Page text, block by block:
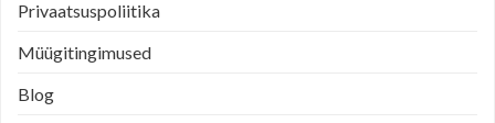
Privaatsuspoliitika
Müügitingimused
Blog